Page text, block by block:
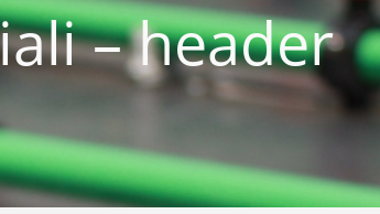
– header